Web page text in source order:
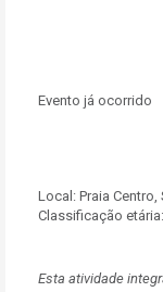
Evento já ocorrido
Local: Praia Centro,
Classificação
Esta atividade